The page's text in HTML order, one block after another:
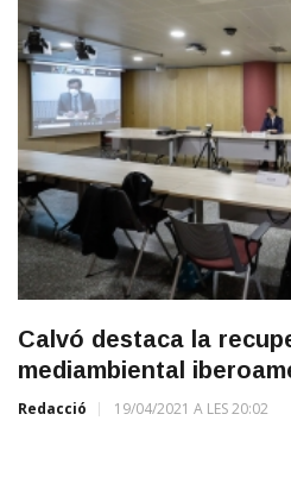
Calvó destaca la
mediambiental
Redacció 19/04/2021 A LES 20:02